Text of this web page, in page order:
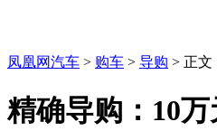
凤凰网汽车 > 购车 > 导购 > 正文
精确导购：10